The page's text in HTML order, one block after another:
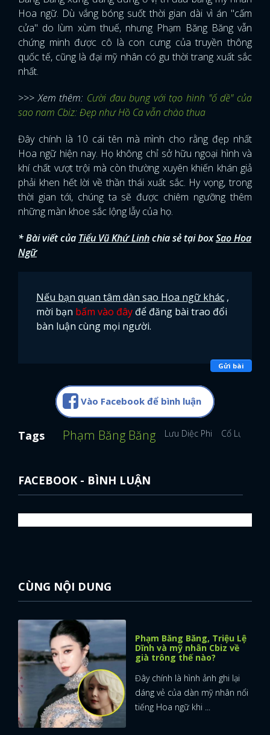
Hoa ngữ. Dù vắng bóng suốt thời gian dài vì án "cấm
cửa" do lùm xùm thuế, nhưng Phạm Băng Băng vẫn
chứng minh được cô là con cưng của truyền thông
quốc tế, cũng là đại mỹ nhân có gu thời trang xuất sắc
nhất.
>>> Xem thêm: Cười đau bụng với tạo hình "ố dề" của
sao nam Cbiz: Đẹp như Hồ Ca vẫn chào thua
Đây chính là 10 cái tên mà mình cho rằng đẹp nhất
Hoa ngữ hiện nay. Họ không chỉ sở hữu ngoại hình và
khí chất vượt trội mà còn thường xuyên khiến khán giả
phải khen hết lời về thần thái xuất sắc. Hy vọng, trong
thời gian tới, chúng ta sẽ được chiêm ngưỡng thêm
những màn khoe sắc lộng lẫy của họ.
* Bài viết của Tiểu Vũ Khứ Linhchia sẻ tại boxSao Hoa
Ngữ
Nếu bạn quan tâm dàn sao Hoa ngữ khác ,
mời bạn bấm vào đây để đăng bài trao đổi
bàn luận cùng mọi người.
Gửi bài
Vào Facebook để bình luận
Tags Phạm Băng Băng Lưu Diệc Phi Cổ Lực Na
FACEBOOK - BÌNH LUẬN
CÙNG NỘI DUNG
Phạm Băng Băng, Triệu Lệ
Dĩnh và mỹ nhân Cbiz về
già trông thế nào?
Đây chính là hình ảnh ghi lại
dáng vẻ của dàn mỹ nhân nổi
tiếng Hoa ngữ khi ...